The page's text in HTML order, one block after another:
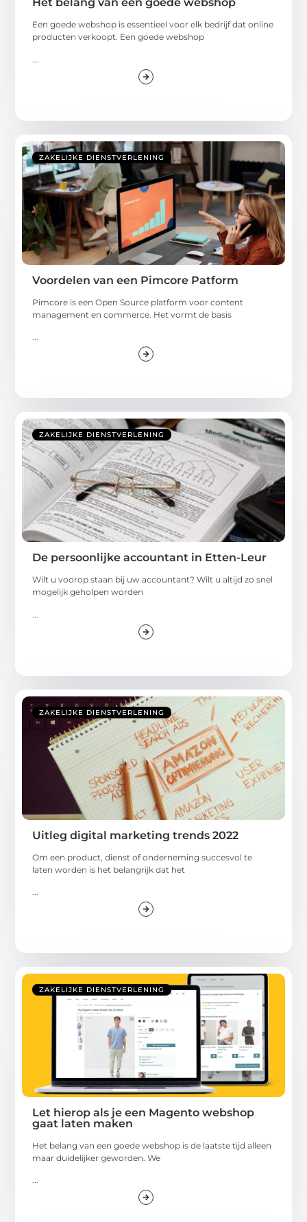
Het belang van een goede webshop
Een goede webshop is essentieel voor elk bedrijf dat online
producten verkoopt. Een goede webshop
ZAKELIJKE DIENSTVERLENING
Voordelen van een Pimcore Patform
Pimcore is een Open Source platform voor content
management en commerce. Het vormt de basis
...
ZAKELIJKE DIENSTVERLENING
De persoonlijke accountant in Etten-Leur
Wilt u voorop staan bij uw accountant? Wilt u altijd zo snel
mogelijk geholpen worden
ZAKELIJKE DIENSTVERLENING
Uitleg digital marketing trends 2022
Om een product, dienst of onderneming succesvol te
laten worden is het belangrijk dat het
ZAKELIJKE DIENSTVERLENING
Let hierop als je een Magento webshop
gaat laten maken
Het belang van een goede webshop is de laatste tijd alleen
maar duidelijker geworden. We
...